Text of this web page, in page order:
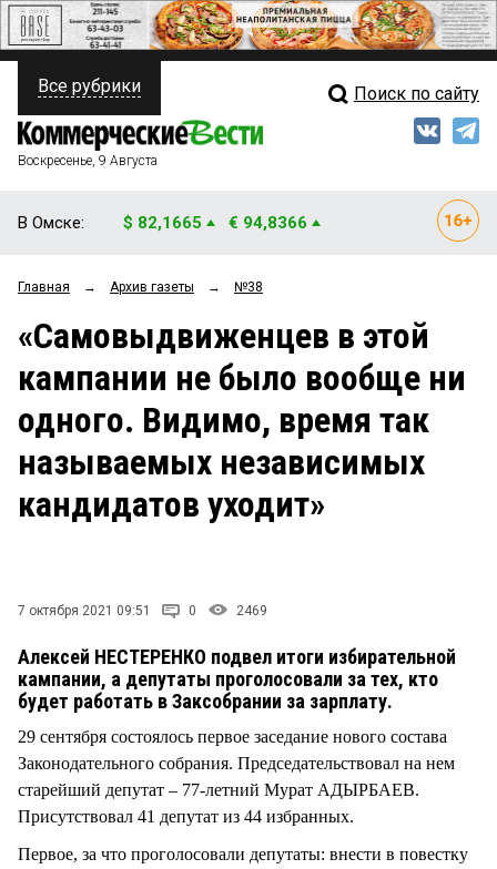
ПОЛИТИКА
ФИНАНСЫ
ОБЩЕСТВО
ЗАКОН
СТИЛЬ ЖИЗНИ
Свежий выпуск
Рейтинги
Блоги
Архив
Все рубрики Поиск по сайту
Воскресенье, 9 Августа
В Омске: $ 82,1665 € 94,8366
Главная → Архив газеты → №38
«Самовыдвиженцев в этой
кампании не было вообще ни
одного. Видимо, время так
называемых независимых
кандидатов уходит»
7 октября 2021 09:51 0 2469
Алексей НЕСТЕРЕНКО подвел итоги избирательной
кампании, а депутаты проголосовали за тех, кто
будет работать в Заксобрании за зарплату.
29 сентября состоялось первое заседание нового состава
Законодательного собрания. Председательствовал на нем
старейший депутат – 77-летний Мурат АДЫРБАЕВ.
Присутствовал 41 депутат из 44 избранных.
Первое, за что проголосовали депутаты: внести в повестку